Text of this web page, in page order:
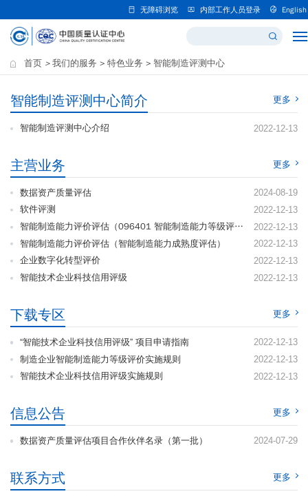
无障碍浏览 内部工作人员登录 English
首页 > 我们的服务 > 特色业务 > 智能制造评测中心
智能制造评测中心简介 更多
智能制造评测中心介绍 2022-12-13
主营业务 更多
数据资产质量评估 2024-08-19
软件评测 2022-12-13
智能制造能力评价评估（096401 智能制造能力等级评价） 2022-12-13
智能制造能力评价评估（智能制造能力成熟度评估） 2022-12-13
企业数字化转型评价 2022-12-13
智能技术企业科技信用评级 2022-12-13
下载专区 更多
“智能技术企业科技信用评级” 项目申请指南 2022-12-13
制造企业智能制造能力等级评价实施规则 2022-12-13
智能技术企业科技信用评级实施规则 2022-12-13
信息公告 更多
数据资产质量评估项目合作伙伴名录（第一批） 2024-07-29
联系方式 更多